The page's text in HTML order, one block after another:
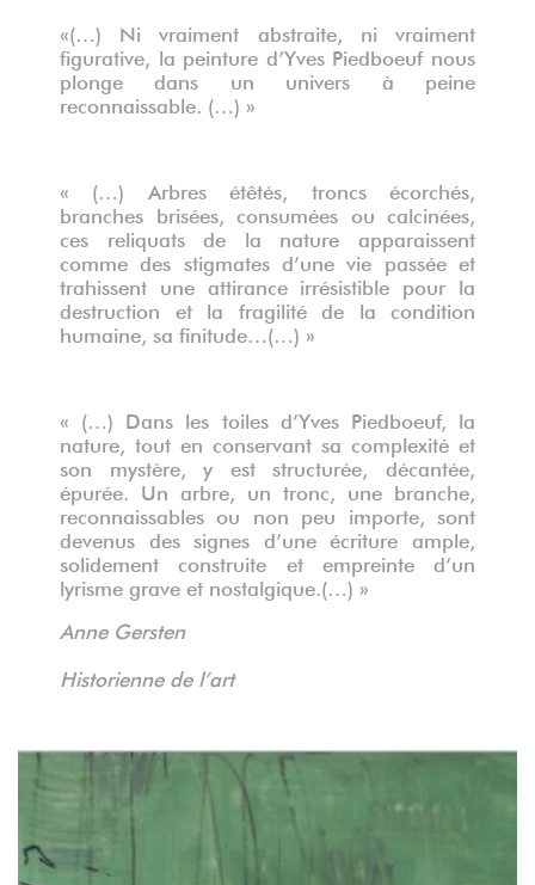
«(…) Ni vraiment abstraite, ni vraiment
figurative, la peinture d’Yves Piedboeuf nous
plonge dans un univers à peine
reconnaissable. (…) »
« (…) Arbres étêtés, troncs écorchés,
branches brisées, consumées ou calcinées,
ces reliquats de la nature apparaissent
comme des stigmates d’une vie passée et
trahissent une attirance irrésistible pour la
destruction et la fragilité de la condition
humaine, sa finitude…(…) »
« (…) Dans les toiles d’Yves Piedboeuf, la
nature, tout en conservant sa complexité et
son mystère, y est structurée, décantée,
épurée. Un arbre, un tronc, une branche,
reconnaissables ou non peu importe, sont
devenus des signes d’une écriture ample,
solidement construite et empreinte d’un
lyrisme grave et nostalgique.(…) »
Anne Gersten
Historienne de l’art